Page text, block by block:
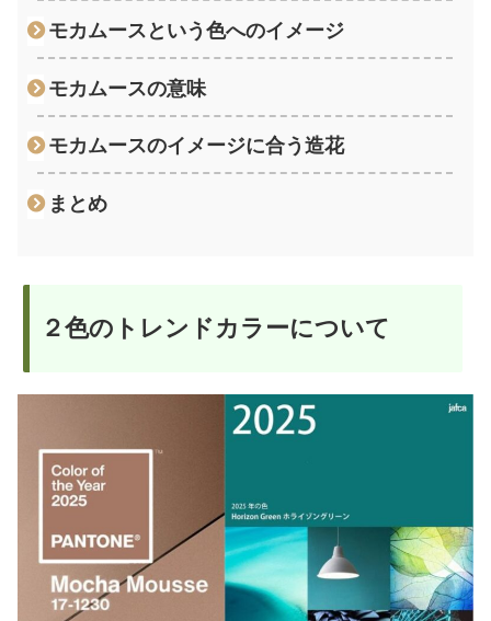
モカムースという色へのイメージ
モカムースの意味
モカムースのイメージに合う造花
まとめ
２色のトレンドカラーについて